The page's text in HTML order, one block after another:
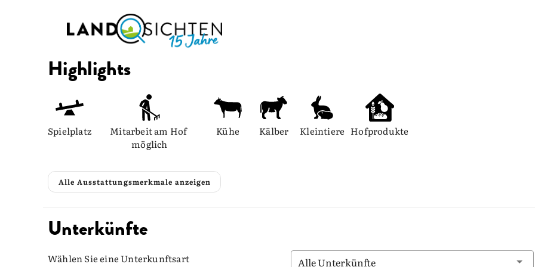
Highlights
Spielplatz
Mitarbeit am Hof
möglich
Kühe Kälber Kleintiere Hofprodukte
Alle Ausstattungsmerkmale anzeigen
Unterkünfte
Wählen Sie eine Unterkunftsart Alle Unterkünfte